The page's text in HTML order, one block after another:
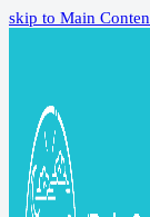
skip to Main